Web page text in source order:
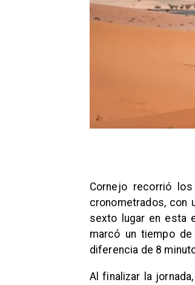
​Cornejo recorrió
cronometrados, con
sexto lugar en esta
marcó un tiempo
diferencia de 8
Al finalizar la